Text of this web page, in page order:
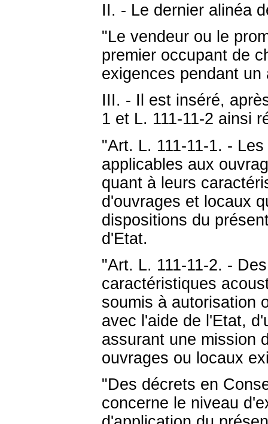
II. - Le dernier alinéa
"Le vendeur ou le
premier occupant de
exigences pendant
III. - Il est inséré,
1 et L. 111-11-2 ainsi
"Art. L. 111-11-1. -
applicables aux
quant à leurs
d'ouvrages et locaux
dispositions du
d'Etat.
"Art. L. 111-11-2. -
caractéristiques
soumis à autorisation
avec l'aide de l'Etat,
assurant une mission
ouvrages ou locaux
"Des décrets en
concerne le niveau